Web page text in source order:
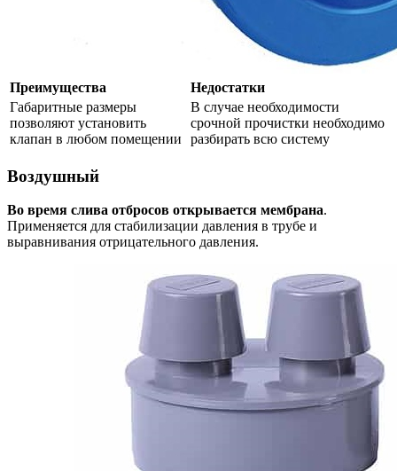
Преимущества
Недостатки
Габаритные размеры
позволяют установить
клапан в любом помещении
В случае необходимости
срочной прочистки необходимо
разбирать всю систему
Воздушный
Во время слива отбросов открывается мембрана.
Применяется для стабилизации давления в трубе и
выравнивания отрицательного давления.